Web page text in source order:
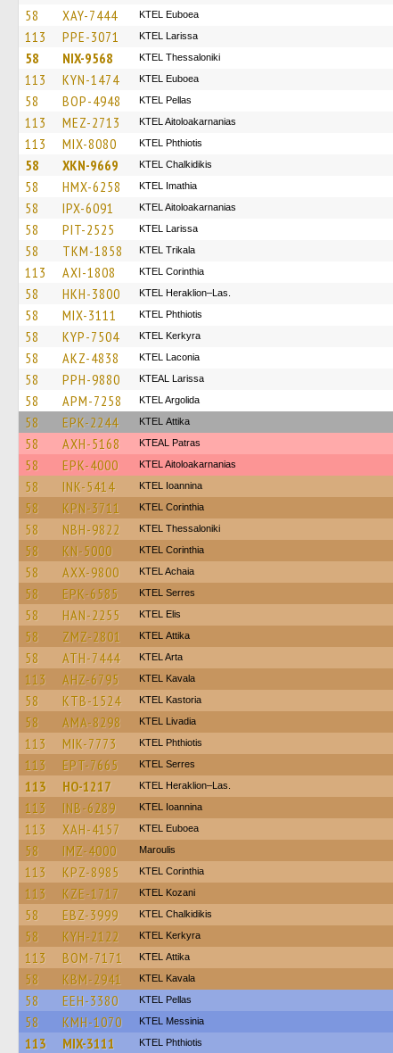
58 XAY-7444 ΚΤΕL Euboea
113 PPE-3071 KTEL Larissa
58 NIX-9568 KTEL Thessaloniki
113 KYN-1474 ΚΤΕL Euboea
58 BOP-4948 KTEL Pellas
113 MEZ-2713 KTEL Aitoloakarnanias
113 MIX-8080 ΚΤΕL Phthiotis
58 XKN-9669 ΚΤΕL Chalkidikis
58 HMX-6258 KTEL Imathia
58 IPX-6091 KTEL Aitoloakarnanias
58 PIT-2525 KTEL Larissa
58 TKM-1858 ΚΤΕL Τrikala
113 AXI-1808 KTEL Corinthia
58 HKH-3800 KTEL Heraklion–Las.
58 MIX-3111 ΚΤΕL Phthiotis
58 KYP-7504 KTEL Kerkyra
58 AKZ-4838 ΚΤΕL Laconia
58 PPH-9880 KTEAL Larissa
58 APM-7258 KTEL Argolida
58 EPK-2244 KΤΕL Αttika
58 AXH-5168 KTEAL Patras
58 EPK-4000 KTEL Aitoloakarnanias
58 INK-5414 KTEL Ioannina
58 KPN-3711 KTEL Corinthia
58 NBH-9822 KTEL Thessaloniki
58 KN-5000 KTEL Corinthia
58 AXX-9800 KTEL Achaia
58 EPK-6585 KTEL Serres
58 HAN-2255 KTEL Elis
58 ZMZ-2801 KΤΕL Αttika
58 ATH-7444 KTEL Arta
113 AHZ-6795 KTEL Kavala
58 KTB-1524 KTEL Kastoria
58 AMA-8298 KTEL Livadia
113 MIK-7773 ΚΤΕL Phthiotis
113 EPT-7665 KTEL Serres
113 HO-1217 KTEL Heraklion–Las.
113 INB-6289 KTEL Ioannina
113 XAH-4157 ΚΤΕL Euboea
58 IMZ-4000 Maroulis
113 KPZ-8985 KTEL Corinthia
113 KZE-1717 ΚΤΕL Kozani
58 EBZ-3999 ΚΤΕL Chalkidikis
58 KYH-2122 KTEL Kerkyra
113 BOM-7171 KΤΕL Αttika
58 KBM-2941 KTEL Kavala
58 EEH-3380 KTEL Pellas
58 KMH-1070 KTEL Messinia
113 MIX-3111 ΚΤΕL Phthiotis